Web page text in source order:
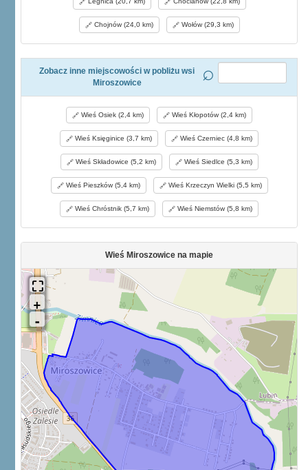
Chojnów (24,0 km) Wołów (29,3 km)
Zobacz inne miejscowości w pobliżu wsi
Miroszowice
Wieś Osiek (2,4 km) Wieś Kłopotów (2,4 km)
Wieś Księginice (3,7 km) Wieś Czerniec (4,8 km)
Wieś Składowice (5,2 km) Wieś Siedlce (5,3 km)
Wieś Pieszków (5,4 km) Wieś Krzeczyn Wielki (5,5 km)
Wieś Chróstnik (5,7 km) Wieś Niemstów (5,8 km)
Wieś Miroszowice na mapie